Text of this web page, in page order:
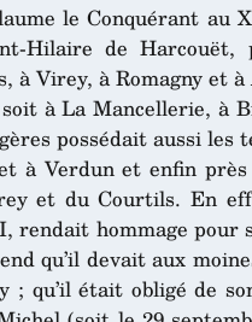
le Conquérant au
Hilaire de
à Virey, à Romagny et
à La Mancellerie, à
possédait aussi
à Verdun et enfin
et du Courtils. En
rendait hommage pour
qu’il devait aux
qu’il était obligé de